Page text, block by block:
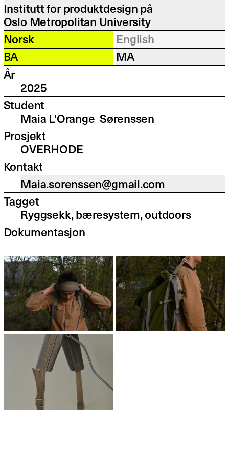
Institutt for produktdesign på
Oslo Metropolitan University
Norsk
English
BA
MA
År
2025
Student
Maia L'Orange Sørenssen
Prosjekt
OVERHODE
Kontakt
Maia.sorenssen@gmail.com
Tagget
Ryggsekk, bæresystem, outdoors
Dokumentasjon